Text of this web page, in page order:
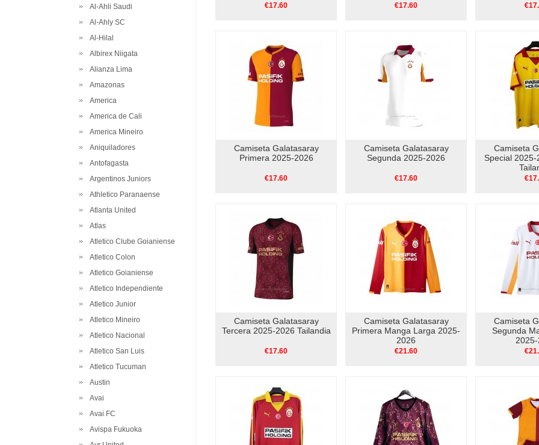
Al-Ahli Saudi
Al-Ahly SC
Al-Hilal
Albirex Niigata
Alianza Lima
Amazonas
America
America de Cali
America Mineiro
Aniquiladores
Antofagasta
Argentinos Juniors
Athletico Paranaense
Atlanta United
Atlas
Atletico Clube Goianiense
Atletico Colon
Atletico Goianiense
Atletico Independiente
Atletico Junior
Atletico Mineiro
Atletico Nacional
Atletico San Luis
Atletico Tucuman
Austin
Avai
Avai FC
Avispa Fukuoka
€17.60 €17.60
Camiseta Galatasaray
Primera 2025-2026
€17.60
Camiseta Galatasaray
Segunda 2025-2026
€17.60
Camiseta
Special
Camiseta Galatasaray
Tercera 2025-2026 Tailandia
€17.60
Camiseta Galatasaray
Primera Manga Larga 2025-
2026
€21.60
Camiseta
Segunda